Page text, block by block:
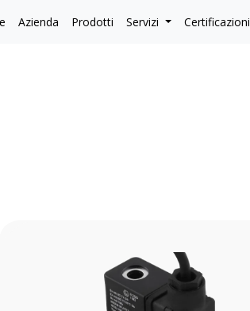
Azienda Prodotti Servizi Certificazioni